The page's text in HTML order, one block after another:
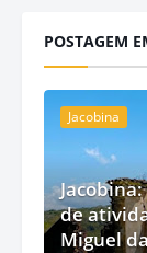
POSTAGEM
Jacobina
de
Miguel